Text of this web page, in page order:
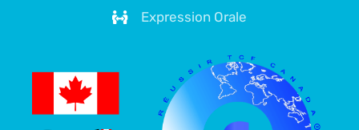
Expression Orale